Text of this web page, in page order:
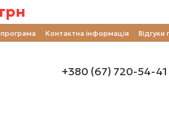
Контактна інформація Відгуки
+380 (67) 720-54-41